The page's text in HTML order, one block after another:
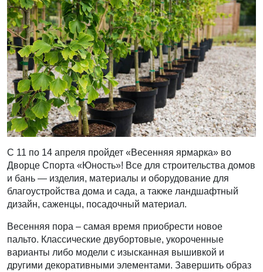
С 11 по 14 апреля пройдет «Весенняя ярмарка» во
Дворце Спорта «Юность»! Все для строительства домов
и бань — изделия, материалы и оборудование для
благоустройства дома и сада, а также ландшафтный
дизайн, саженцы, посадочный материал.
Весенняя пора – самая время приобрести новое
пальто. Классические двубортовые, укороченные
варианты либо модели с изысканная вышивкой и
другими декоративными элементами. Завершить образ